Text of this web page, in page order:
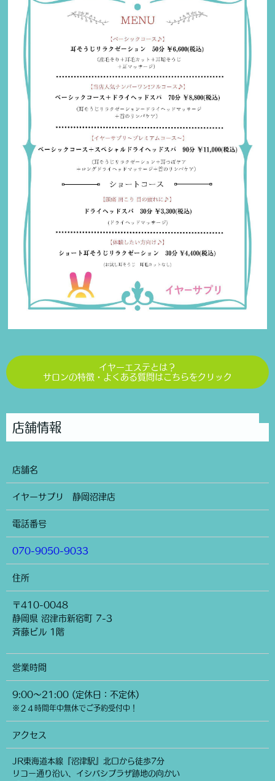
イヤーエステとは？
サロンの特徴・よくある質問はこちらをクリック
店舗情報
店舗名
イヤーサプリ 静岡沼津店
電話番号
070-9050-9033
住所
〒410-0048
静岡県 沼津市新宿町 7-3
斉藤ビル 1階
営業時間
9:00～21:00 (定休日：不定休)
※２４時間年中無休でご予約受付中！
アクセス
JR東海道本線『沼津駅』北口から徒歩7分
リコー通り沿い、イシバシプラザ跡地の向かい